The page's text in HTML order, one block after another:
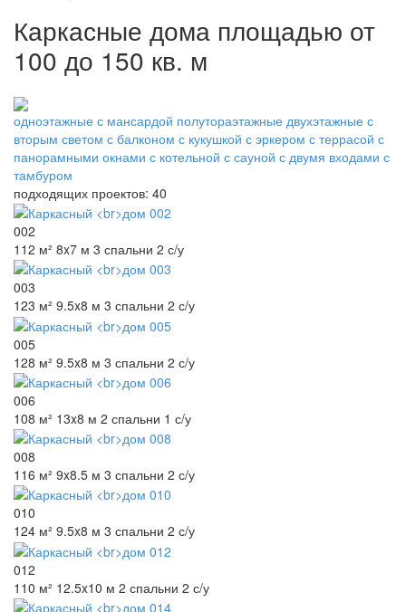
Каркасные дома площадью от
100 до 150 кв. м
одноэтажные с мансардой полутораэтажные двухэтажные с
вторым светом с балконом с кукушкой с эркером с террасой с
панорамными окнами с котельной с сауной с двумя входами с
тамбуром
подходящих проектов: 40
002
112 м² 8x7 м 3 спальни 2 с/у
003
123 м² 9.5x8 м 3 спальни 2 с/у
005
128 м² 9.5x8 м 3 спальни 2 с/у
006
108 м² 13x8 м 2 спальни 1 с/у
008
116 м² 9x8.5 м 3 спальни 2 с/у
010
124 м² 9.5x8 м 3 спальни 2 с/у
012
110 м² 12.5x10 м 2 спальни 2 с/у